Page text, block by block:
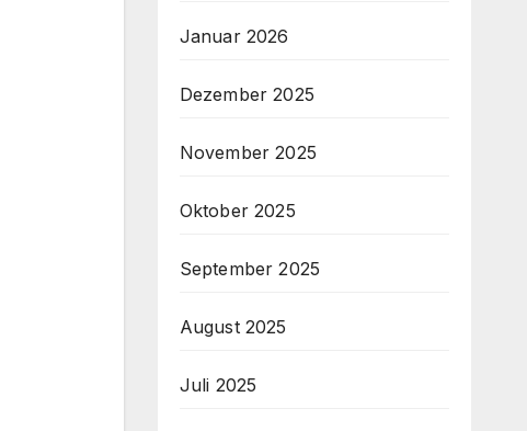
Januar 2026
Dezember 2025
November 2025
Oktober 2025
September 2025
August 2025
Juli 2025